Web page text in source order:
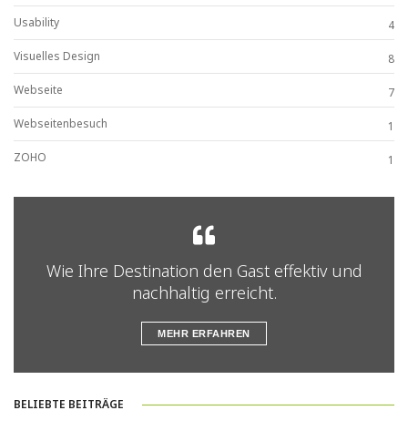
Usability
4
Visuelles Design
8
Webseite
7
Webseitenbesuch
1
ZOHO
1
Wie Ihre Destination den Gast effektiv und
nachhaltig erreicht.
MEHR ERFAHREN
BELIEBTE BEITRÄGE